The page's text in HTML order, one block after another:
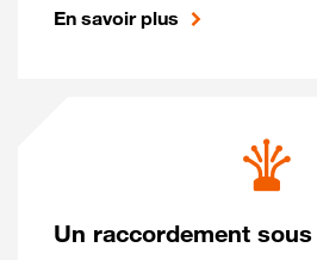
En savoir plus
Un raccordement